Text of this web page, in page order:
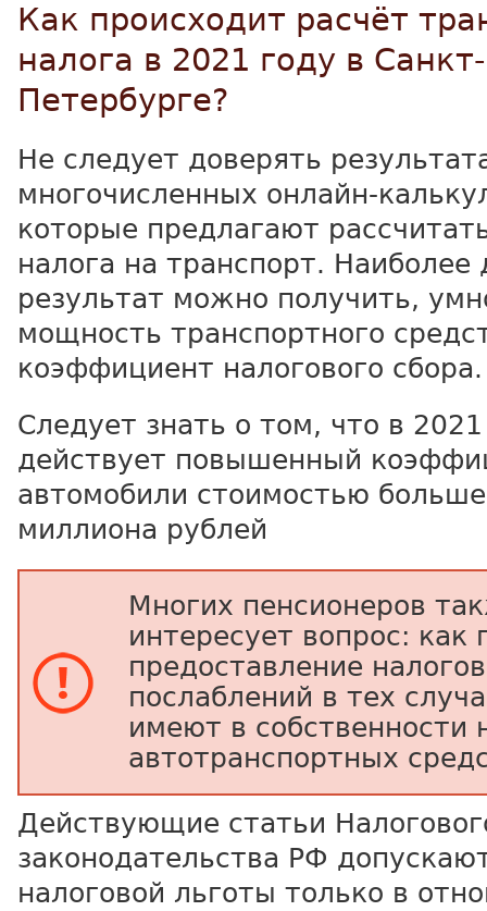
Как происходит расчёт
налога в 2021 году в Санкт-
Петербурге?
Не следует доверять
многочисленных онлайн-
которые предлагают
налога на транспорт. Наиболее
результат можно получить,
мощность транспортного
коэффициент налогового сбора.
Следует знать о том, что в
действует повышенный
автомобили стоимостью
миллиона рублей
Многих пенсионеров
интересует вопрос: как
предоставление
послаблений в тех
имеют в собственности
автотранспортных
Действующие статьи
законодательства РФ
налоговой льготы только в